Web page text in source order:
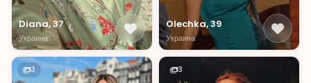
Diana, 37
Украина
Olechka, 39
Украина
3 3